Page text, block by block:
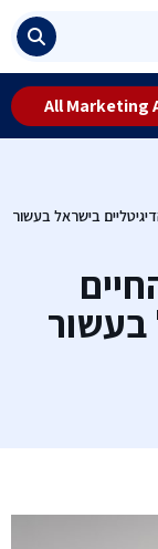
All Marketing
בישראל בעשור
בעשור